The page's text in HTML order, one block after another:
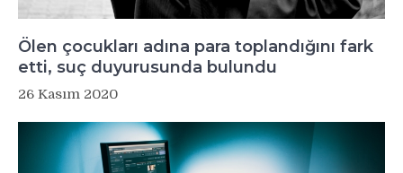
Ölen çocukları adına para toplandığını fark
etti, suç duyurusunda bulundu
26 Kasım 2020